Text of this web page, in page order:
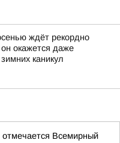
ждёт рекордно
окажется даже
каникул
отмечается Всемирный